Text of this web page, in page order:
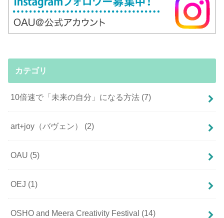
カテゴリ
10倍速で「未来の自分」になる方法 (7)
art+joy（バヴェン） (2)
OAU (5)
OEJ (1)
OSHO and Meera Creativity Festival (14)